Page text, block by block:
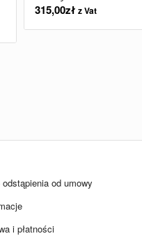
315,00zł z Vat
odstąpienia od umowy
i płatności